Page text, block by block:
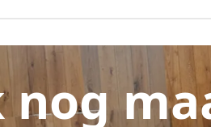
nog